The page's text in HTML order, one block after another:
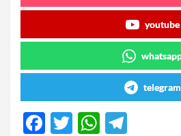
youtube
telegram
F
T
W